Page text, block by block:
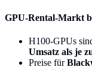
GPU-Rental-Markt
H100-GPUs
Umsatz als je
Preise für